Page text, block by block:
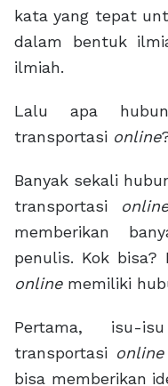
kata yang tepat
dalam bentuk
ilmiah.
Lalu apa
transportasi online
Banyak sekali
transportasi
online
memberikan
penulis. Kok
onlinememiliki
Pertama, isu-
transportasi online
bisa memberikan